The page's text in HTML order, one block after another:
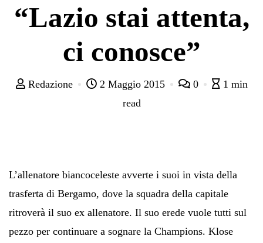
“Lazio stai attenta,
ci conosce”
Redazione 2 Maggio 2015 0
1 min
read
L’allenatore biancoceleste avverte i suoi in vista della
trasferta di Bergamo, dove la squadra della capitale
ritroverà il suo ex allenatore. Il suo erede vuole tutti sul
pezzo per continuare a sognare la Champions. Klose